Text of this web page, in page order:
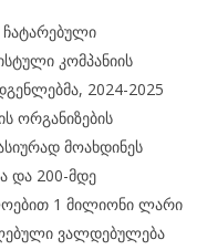
ჩატარებული
კომპანიის
2024-2025
ორგანიზების
მოახდინეს
და 200-მდე
1 მილიონი ლარი
ვალდებულება